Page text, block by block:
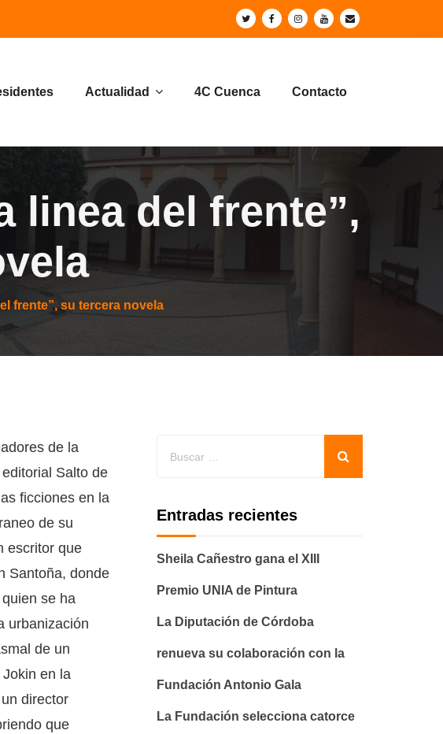
Actualidad 4C Cuenca Contacto
linea del frente”,
frente”, su tercera novela
de la
Salto de
ficciones en la
de su
escritor que
Santoña, donde
se ha
urbanización
de un
en la
director
que
Entradas recientes
Sheila Cañestro gana el XIII
Premio UNIA de Pintura
La Diputación de Córdoba
renueva su colaboración con la
Fundación Antonio Gala
La Fundación selecciona catorce